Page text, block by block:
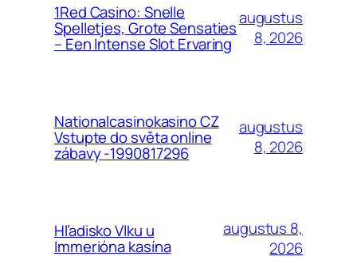
1Red Casino: Snelle
Spelletjes, Grote Sensaties
– Een Intense Slot Ervaring
augustus
8, 2026
Nationalcasinokasino CZ
Vstupte do světa online
zábavy -1990817296
augustus
8, 2026
Hľadisko Vlku u
Immerióna kasína
augustus 8,
2026